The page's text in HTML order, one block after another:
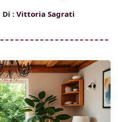
Di : Vittoria Sagrati